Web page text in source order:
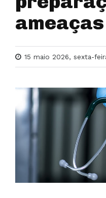
15 maio 2026, sexta-